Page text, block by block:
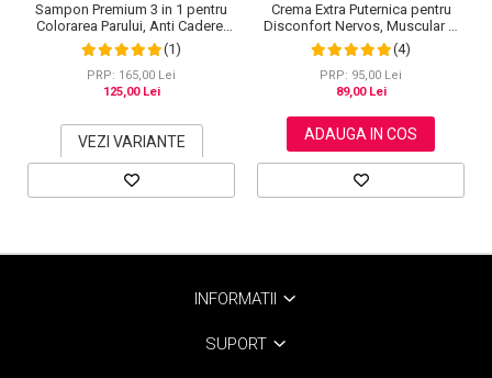
Sampon Premium 3 in 1 pentru
Colorarea Parului, Anti Cadere,
Regenerare cu Ghimbir si
Ginseng, 500 ml, #3 Saten inchis
(Dark Brown)
(1)
PRP: 165,00 Lei
125,00 Lei
VEZI VARIANTE
Crema Extra Puternica pentru
Disconfort Nervos, Muscular si
Articular, 120 g
(4)
PRP: 95,00 Lei
89,00 Lei
ADAUGA IN COS
INFORMATII
SUPORT